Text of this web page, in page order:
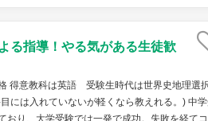
る指導！やる気がある生徒歓
得意教科は英語 受験生時代は世界史地理選
には入れていないが軽くなら教えれる。) 中
おり、大学受験では一発で成功。失敗を経て